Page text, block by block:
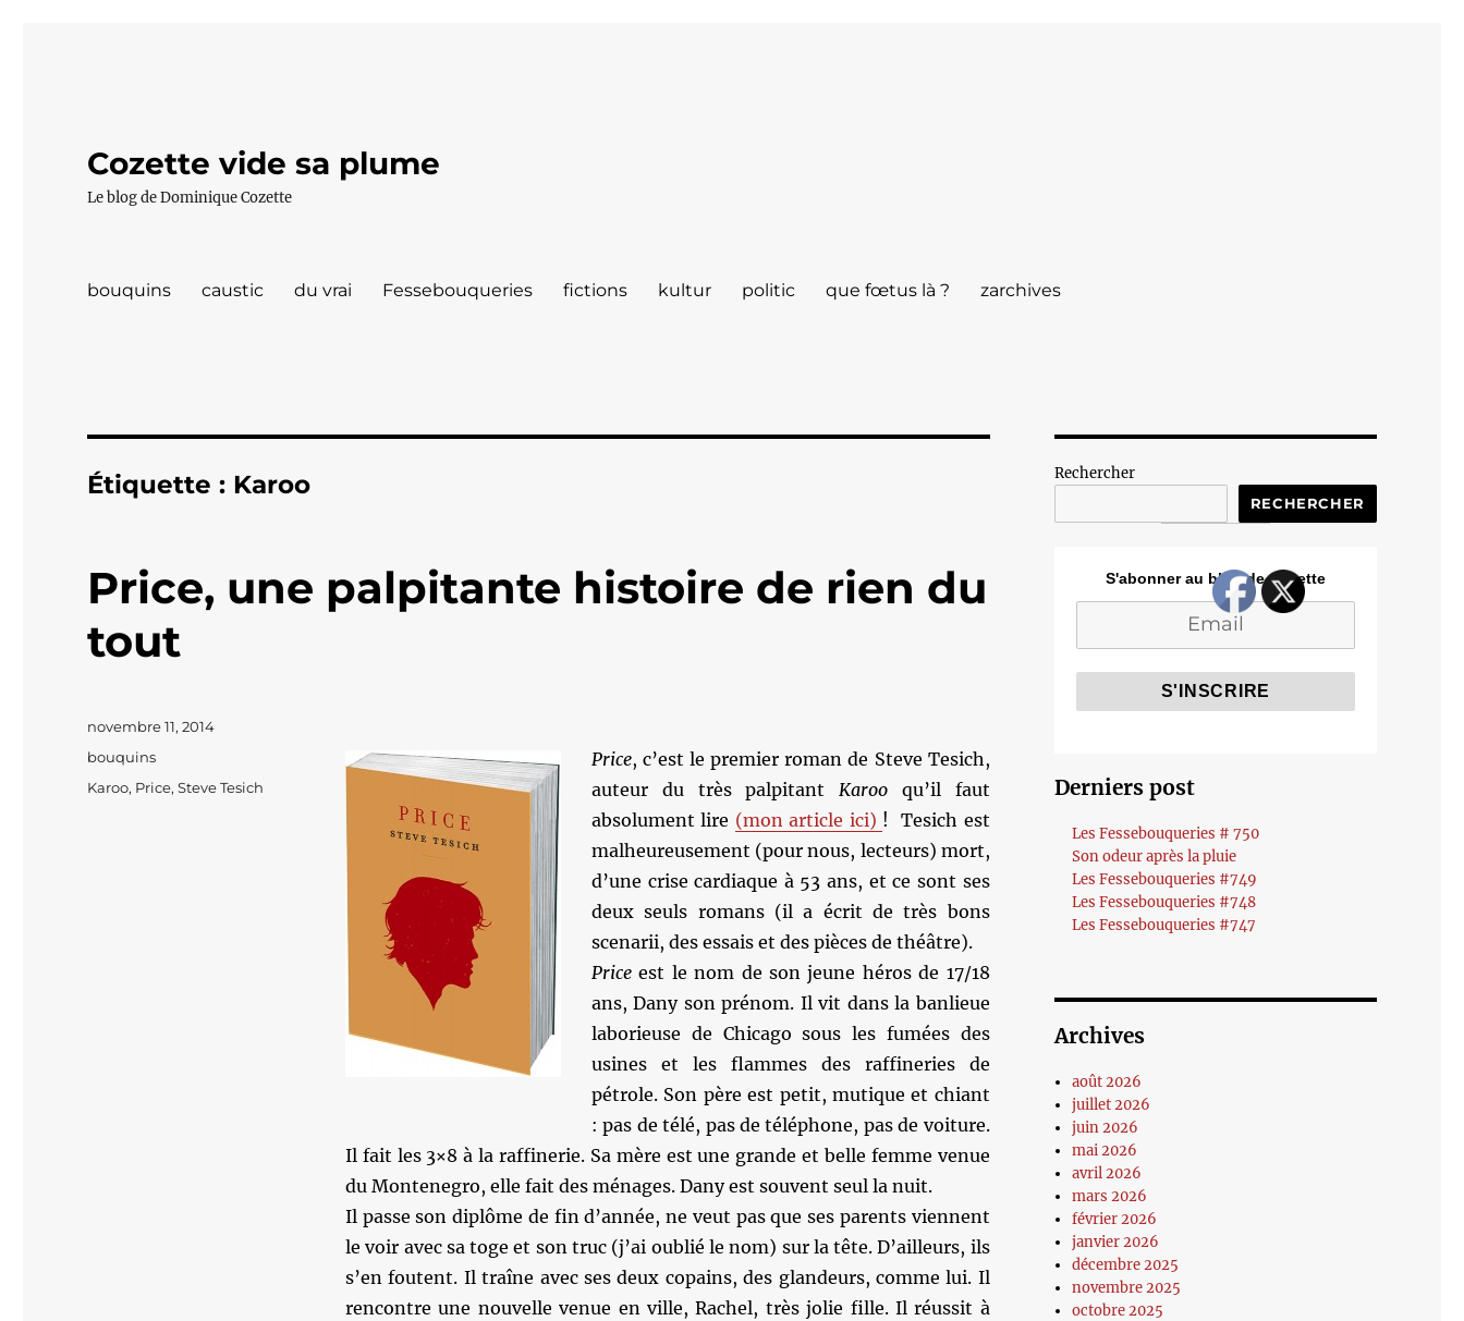
Cozette vide sa plume
Le blog de Dominique Cozette
bouquins caustic du vrai Fessebouqueries fictions kultur politic que fœtus là ? zarchives
Étiquette : Karoo
Price, une palpitante histoire de rien du
tout
Price, c’est le premier roman de Steve Tesich,
auteur du très palpitantKaroo qu’il faut
absolument lire (mon article ici) ! Tesich est
malheureusement (pour nous, lecteurs) mort,
d’une crise cardiaque à 53 ans, et ce sont ses
deux seuls romans (il a écrit de très bons
scenarii, des essais et des pièces de théâtre).
Priceest le nom de son jeune héros de 17/18
ans, Dany son prénom. Il vit dans la banlieue
laborieuse de Chicago sous les fumées des
usines et les flammes des raffineries de
pétrole. Son père est petit, mutique et chiant
: pas de télé, pas de téléphone, pas de voiture.
Il fait les 3×8 à la raffinerie. Sa mère est une grande et belle femme venue
du Montenegro, elle fait des ménages. Dany est souvent seul la nuit.
Il passe son diplôme de fin d’année, ne veut pas que ses parents viennent
le voir avec sa toge et son truc (j’ai oublié le nom) sur la tête. D’ailleurs, ils
s’en foutent. Il traîne avec ses deux copains, des glandeurs, comme lui. Il
rencontre une nouvelle venue en ville, Rachel, très jolie fille. Il réussit à
Publié
le
novembre 11, 2014
Catégories
bouquins
Étiquettes
Karoo, Price,Steve Tesich
Rechercher
RECHERCHER
S'abonner au blog de Cozette
Derniers post
Les Fessebouqueries # 750
Son odeur après la pluie
Les Fessebouqueries #749
Les Fessebouqueries #748
Les Fessebouqueries #747
Archives
août 2026
juillet 2026
juin 2026
mai 2026
avril 2026
mars 2026
février 2026
janvier 2026
décembre 2025
novembre 2025
octobre 2025